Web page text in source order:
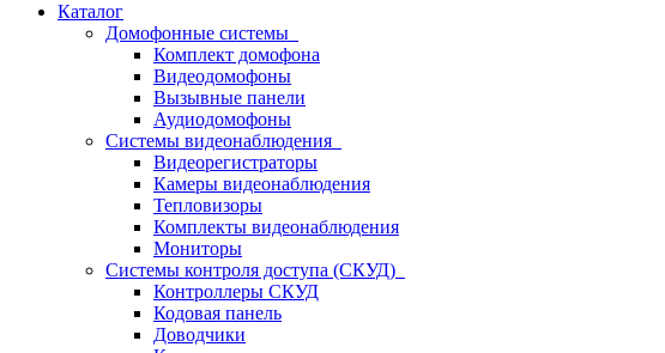
Каталог
Домофонные системы
Комплект домофона
Видеодомофоны
Вызывные панели
Аудиодомофоны
Системы видеонаблюдения
Видеорегистраторы
Камеры видеонаблюдения
Тепловизоры
Комплекты видеонаблюдения
Мониторы
Системы контроля доступа (СКУД)
Контроллеры СКУД
Кодовая панель
Доводчики